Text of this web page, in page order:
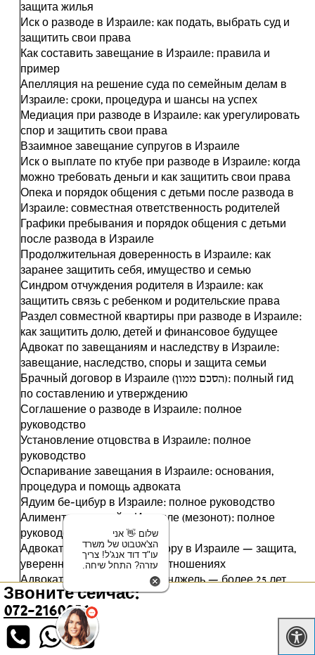
защита жилья
Иск о разводе в Израиле: как подать, выбрать суд и
защитить свои права
Как составить завещание в Израиле: правила и
пример
Апелляция на решение суда по семейным делам в
Израиле: сроки, процедура и шансы на успех
Медиация при разводе в Израиле: как урегулировать
спор и защитить свои права
Взаимное завещание супругов в Израиле
Иск о выплате по ктубе при разводе в Израиле: когда
можно требовать деньги и как защитить свои права
Опека и порядок общения с детьми после развода в
Израиле: совместная ответственность родителей
Графики пребывания и порядок общения с детьми
после развода в Израиле
Продолжительная доверенность в Израиле: как
заранее защитить себя, имущество и семью
Синдром отчуждения родителя в Израиле: как
защитить связь с ребенком и родительские права
Раздел совместной квартиры при разводе в Израиле:
как защитить долю, детей и финансовое будущее
Адвокат по завещаниям и наследству в Израиле:
завещание, наследство, споры и защита семьи
Брачный договор в Израиле (הסכם ממון): полный гид
по составлению и утверждению
Соглашение о разводе в Израиле: полное
руководство
Установление отцовства в Израиле: полное
руководство
Оспаривание завещания в Израиле: основания,
процедура и помощь адвоката
Ядуим бе-цибур в Израиле: полное руководство
Алименты на детей в Израиле (мезонот): полное
руководство
Адвокат по брачному договору в Израиле — защита,
уверенность и честность в отношениях
Адвокат в Израиле Давид Энджель — более 25 лет
опыта
Адвокат по разводам в Израиле: профессиональное
сопровождение бракоразводного процесса
Адвокат по семейному праву
Звоните сейчас:
072-2160056
שלום 👋 אני
הצ'אטבוט של משרד
עו"ד דוד אנג'ל! צריך
עזרה? התחל שיחה.